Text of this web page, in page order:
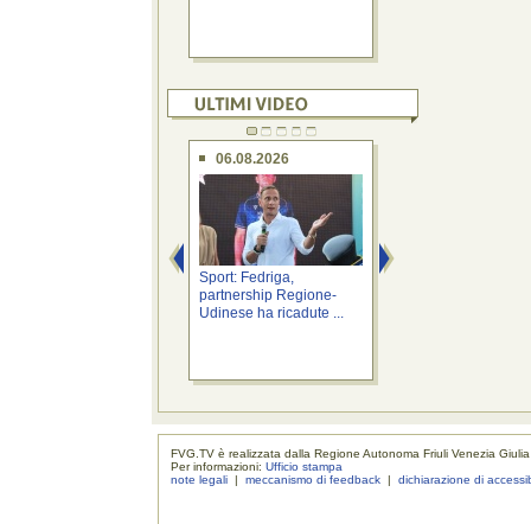
06.08.2026
Sport: Fedriga,
partnership Regione-
Udinese ha ricadute ...
FVG.TV è realizzata dalla Regione Autonoma Friuli Venezia Giulia
Per informazioni:Ufficio stampa
note legali |meccanismo di feedback |dichiarazione di